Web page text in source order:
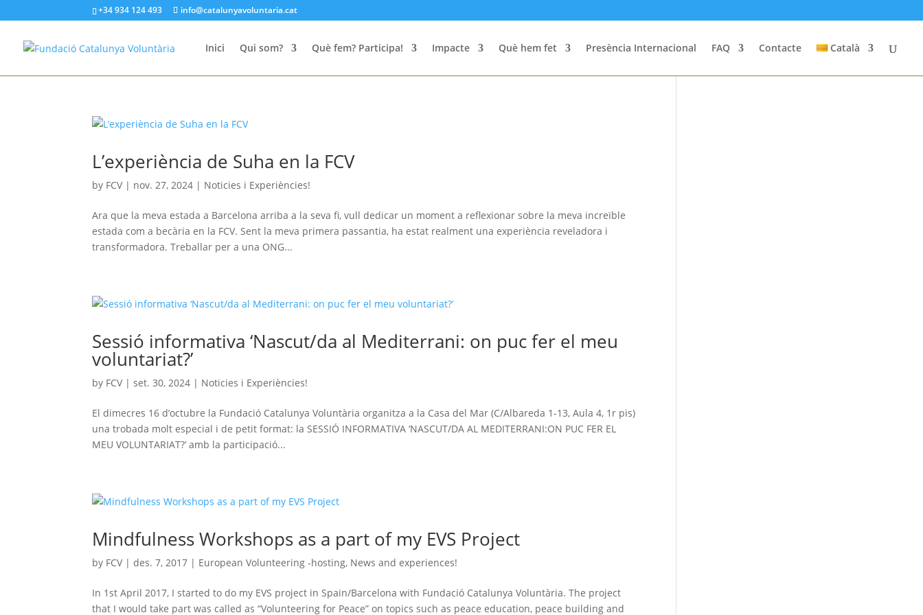
+34 934 124 493 info@catalunyavoluntaria.cat
Inici Qui som? Què fem? Participa! Impacte Què hem fet Presència Internacional FAQ Contacte Català
L’experiència de Suha en la FCV
by FCV | nov. 27, 2024 | Noticies i Experiències!
Ara que la meva estada a Barcelona arriba a la seva fi, vull dedicar un moment a reflexionar sobre la meva increïble
estada com a becària en la FCV. Sent la meva primera passantia, ha estat realment una experiència reveladora i
transformadora. Treballar per a una ONG...
Sessió informativa ‘Nascut/da al Mediterrani: on puc fer el meu
voluntariat?’
by FCV |set. 30, 2024 | Noticies i Experiències!
El dimecres 16 d’octubre la Fundació Catalunya Voluntària organitza a la Casa del Mar (C/Albareda 1-13, Aula 4, 1r pis)
una trobada molt especial i de petit format: la SESSIÓ INFORMATIVA ‘NASCUT/DA AL MEDITERRANI:ON PUC FER EL
MEU VOLUNTARIAT?’ amb la participació...
Mindfulness Workshops as a part of my EVS Project
by FCV |des. 7, 2017 | European Volunteering -hosting, News and experiences!
In 1st April 2017, I started to do my EVS project in Spain/Barcelona with Fundació Catalunya Voluntària. The project
that I would take part was called as “Volunteering for Peace” on topics such as peace education, peace building and